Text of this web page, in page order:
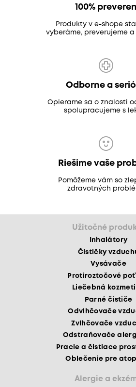
100%
Produkty v e-shope
vyberáme, preverujeme
Odborne a
Opierame sa o znalosti
spolupracujeme s
Riešime vaše
Pomôžeme vám so
zdravotných
Užitočné
Inhalátory
Čističky
Vysávače
Protiroztočové
Liečebná
Parné čističe
Odvlhčovače
Zvlhčovače
Odstraňovače
Pracie a čistiace
Oblečenie pre
Alergie a